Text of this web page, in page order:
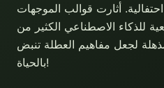
أثارت قوالب الموجهات
للذكاء الاصطناعي الكثير من
مذهلة لجعل مفاهيم العطلة تنبض
بالحياة!